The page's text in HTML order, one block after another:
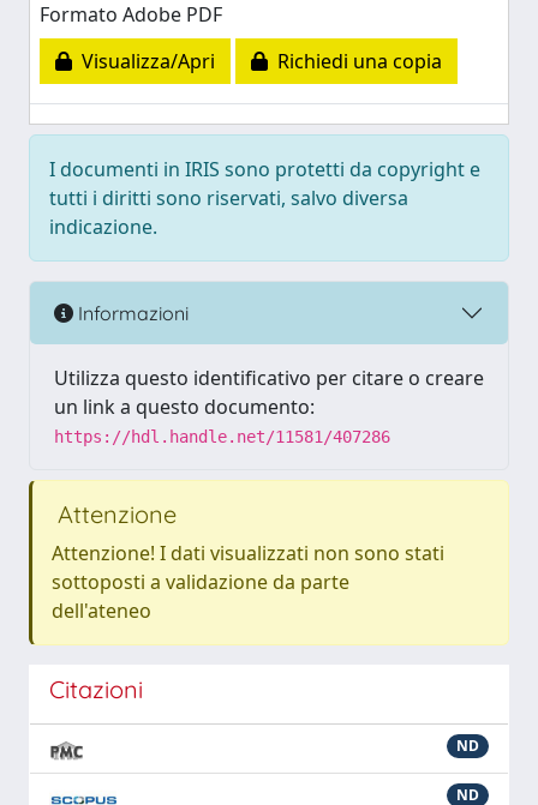
Formato Adobe PDF
Visualizza/Apri
Richiedi una copia
I documenti in IRIS sono protetti da copyright e
tutti i diritti sono riservati, salvo diversa
indicazione.
Informazioni
Utilizza questo identificativo per citare o creare
un link a questo documento:
https://hdl.handle.net/11581/407286
Attenzione
Attenzione! I dati visualizzati non sono stati
sottoposti a validazione da parte
dell'ateneo
Citazioni
ND
ND